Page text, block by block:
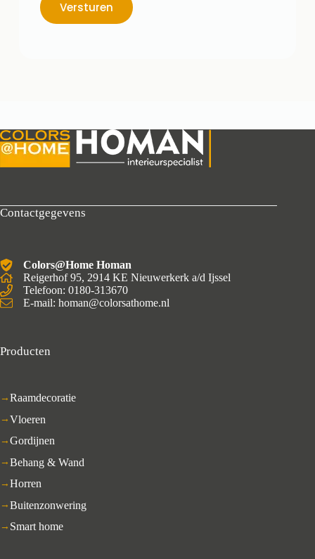
Versturen
Contactgegevens
Colors@Home Homan
Reigerhof 95, 2914 KE Nieuwerkerk a/d Ijssel
Telefoon: 0180-313670
E-mail: homan@colorsathome.nl
Producten
Raamdecoratie
Vloeren
Gordijnen
Behang & Wand
Horren
Buitenzonwering
Smart home